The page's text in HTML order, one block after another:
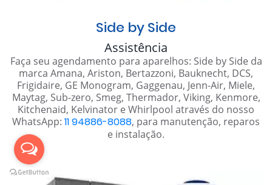
Side by Side
Assistência
Faça seu agendamento para aparelhos: Side by Side da
marca Amana, Ariston, Bertazzoni, Bauknecht, DCS,
Frigidaire, GE Monogram, Gaggenau, Jenn-Air, Miele,
Maytag, Sub-zero, Smeg, Thermador, Viking, Kenmore,
Kitchenaid, Kelvinator e Whirlpool através do nosso
WhatsApp: 11 94886-8088, para manutenção, reparos
e instalação.